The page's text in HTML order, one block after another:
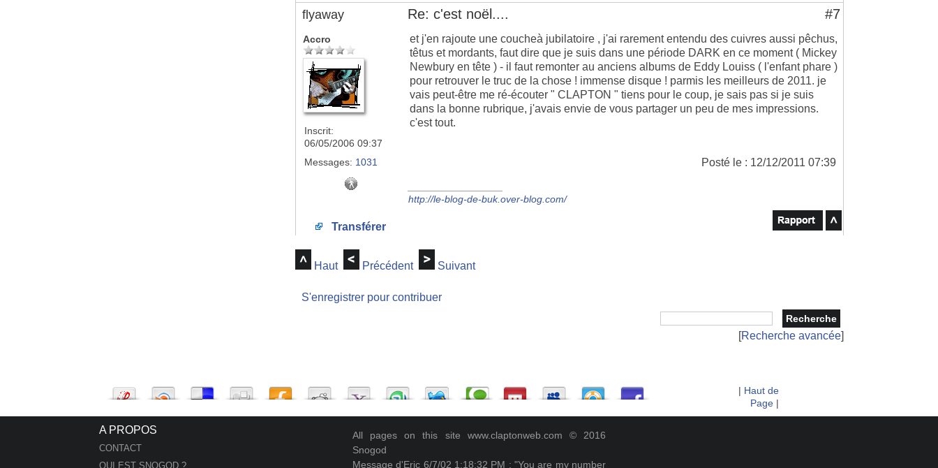
flyaway Re: c'est noël.... #7
Accro
Inscrit:
06/05/2006 09:37
Messages: 1031
et j'en rajoute une coucheà jubilatoire , j'ai rarement entendu des cuivres aussi pêchus,
têtus et mordants, faut dire que je suis dans une période DARK en ce moment ( Mickey
Newbury en tête ) - il faut remonter au anciens albums de Eddy Louiss ( l'enfant phare )
pour retrouver le truc de la chose ! immense disque ! parmis les meilleurs de 2011. je
vais peut-être me ré-écouter " CLAPTON " tiens pour le coup, je sais pas si je suis
dans la bonne rubrique, j'avais envie de vous partager un peu de mes impressions.
c'est tout.
Posté le : 12/12/2011 07:39
http://le-blog-de-buk.over-blog.com/
Transférer
Haut Précédent Suivant
S'enregistrer pour contribuer
[Recherche avancée]
| Haut de
Page|
A PROPOS
CONTACT
QUI EST SNOGOD ?
All pages on this site www.claptonweb.com © 2016
Snogod
Message d'Eric 6/7/02 1:18:32 PM : "You are my number